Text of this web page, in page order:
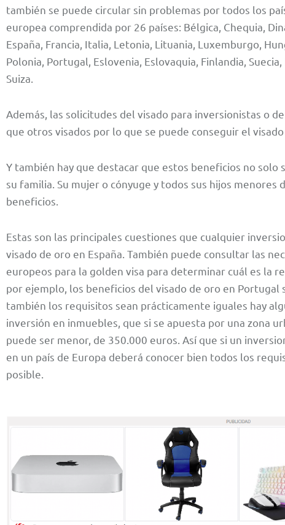
también se puede circular sin problemas por todos los
europea comprendida por 26 países: Bélgica, Chequia,
España, Francia, Italia, Letonia, Lituania, Luxemburgo,
Polonia, Portugal, Eslovenia, Eslovaquia, Finlandia,
Suiza.
Además, las solicitudes del visado para inversionistas o
que otros visados por lo que se puede conseguir el
Y también hay que destacar que estos beneficios no solo
su familia. Su mujer o cónyuge y todos sus hijos
beneficios.
Estas son las principales cuestiones que cualquier
visado de oro en España. También puede consultar las
europeos para la golden visa para determinar cuál es la
por ejemplo, los beneficios del visado de oro en Portugal
también los requisitos sean prácticamente iguales hay
inversión en inmuebles, que si se apuesta por una zona
puede ser menor, de 350.000 euros. Así que si un
en un país de Europa deberá conocer bien todos los
posible.